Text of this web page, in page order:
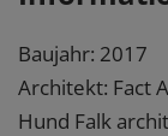
Baujahr: 2017
Architekt: Fact
Hund Falk